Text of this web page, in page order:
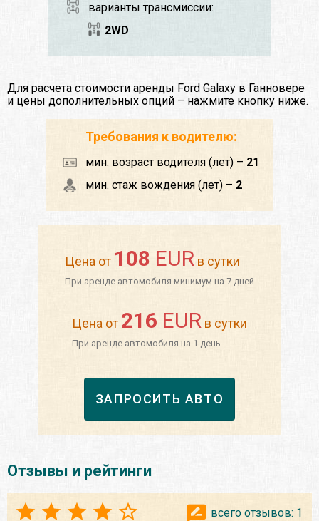
варианты трансмиссии:
2WD
Для расчета стоимости аренды Ford Galaxy в Ганновере
и цены дополнительных опций – нажмите кнопку ниже.
Требования к водителю:
мин. возраст водителя (лет) – 21
мин. стаж вождения (лет) – 2
Цена от 108 EUR в сутки
При аренде автомобиля минимум на 7 дней
Цена от 216 EUR в сутки
При аренде автомобиля на 1 день
ЗАПРОСИТЬ АВТО
Отзывы и рейтинги
всего отзывов: 1